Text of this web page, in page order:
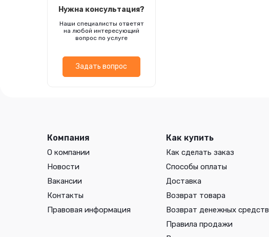
Нужна консультация?
Наши специалисты ответят
на любой интересующий
вопрос по услуге
Задать вопрос
Компания
О компании
Новости
Вакансии
Контакты
Правовая информация
Как купить
Как сделать заказ
Способы оплаты
Доставка
Возврат товара
Возврат денежных средств
Правила продажи